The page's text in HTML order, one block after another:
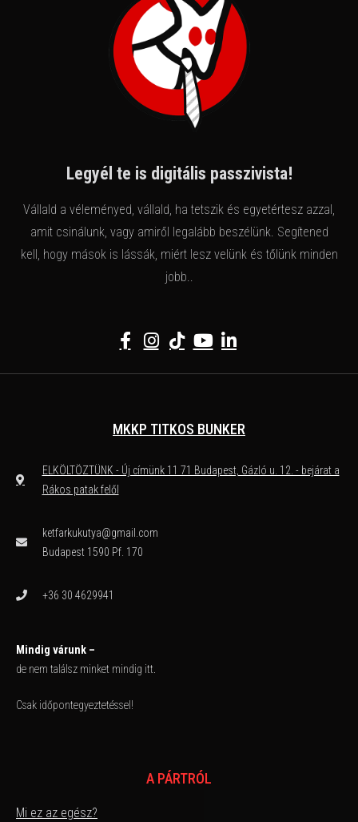
Legyél te is digitális passzivista!
Vállald a véleményed, vállald, ha tetszik és egyetértesz azzal,
amit csinálunk, vagy amiről legalább beszélünk. Segítened
kell, hogy mások is lássák, miért lesz velünk és tőlünk minden
jobb..
MKKP TITKOS BUNKER
ELKÖLTÖZTÜNK - Új címünk 11 71 Budapest, Gázló u. 12. - bejárat a
Rákos patak felől
ketfarkukutya@gmail.com
Budapest 1590 Pf. 170
+36 30 4629941
Mindig várunk –
de nem találsz minket mindig itt.
Csak időpontegyeztetéssel!
A PÁRTRÓL
Mi ez az egész?